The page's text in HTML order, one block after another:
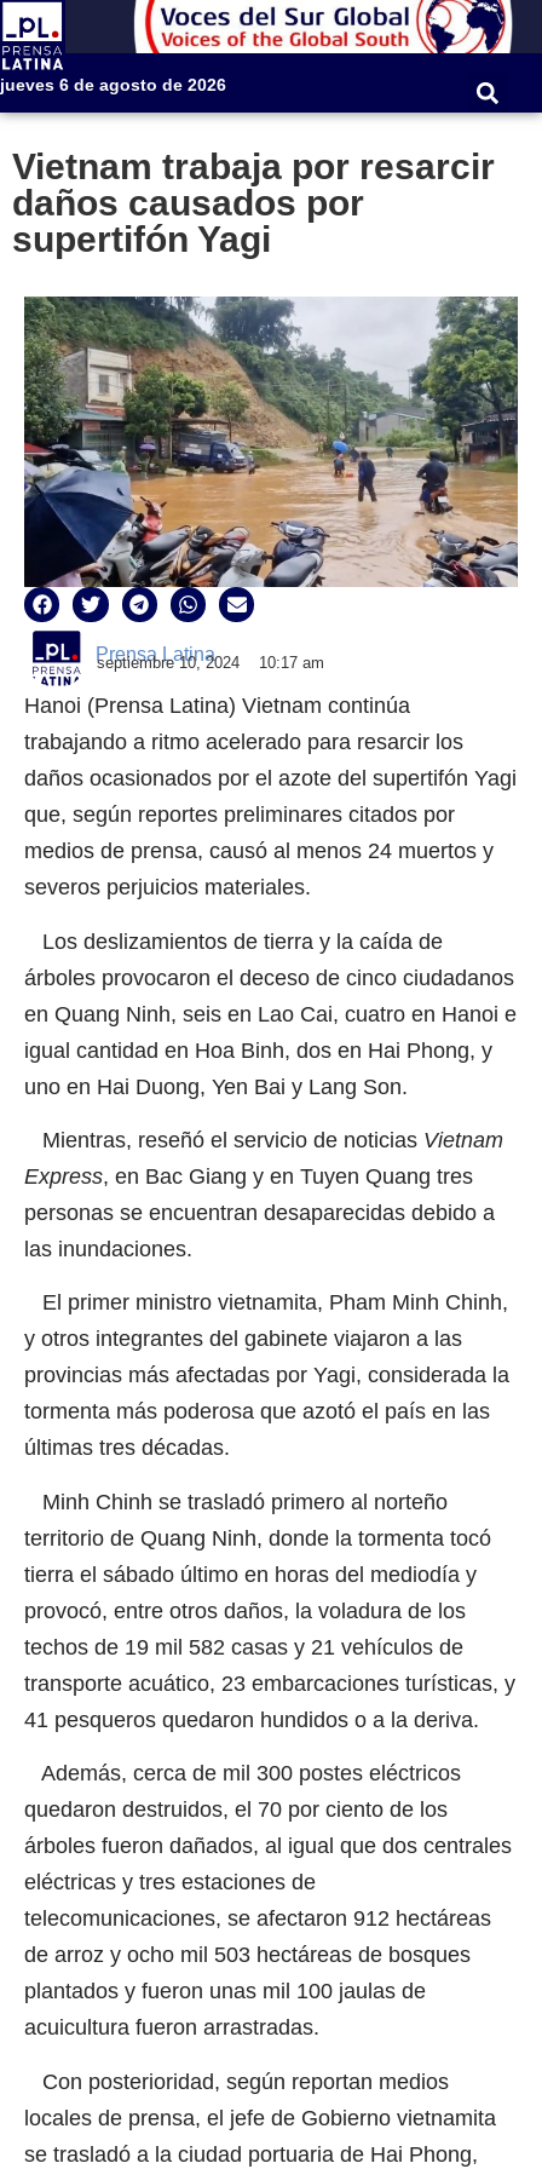
jueves 6 de agosto de 2026
Vietnam trabaja por resarcir
daños causados por
supertifón Yagi
Prensa Latina
septiembre 10, 2024 10:17 am
Hanoi (Prensa Latina) Vietnam continúa
trabajando a ritmo acelerado para resarcir los
daños ocasionados por el azote del supertifón Yagi
que, según reportes preliminares citados por
medios de prensa, causó al menos 24 muertos y
severos perjuicios materiales.
Los deslizamientos de tierra y la caída de
árboles provocaron el deceso de cinco ciudadanos
en Quang Ninh, seis en Lao Cai, cuatro en Hanoi e
igual cantidad en Hoa Binh, dos en Hai Phong, y
uno en Hai Duong, Yen Bai y Lang Son.
Mientras, reseñó el servicio de noticias Vietnam
Express, en Bac Giang y en Tuyen Quang tres
personas se encuentran desaparecidas debido a
las inundaciones.
El primer ministro vietnamita, Pham Minh Chinh,
y otros integrantes del gabinete viajaron a las
provincias más afectadas por Yagi, considerada la
tormenta más poderosa que azotó el país en las
últimas tres décadas.
Minh Chinh se trasladó primero al norteño
territorio de Quang Ninh, donde la tormenta tocó
tierra el sábado último en horas del mediodía y
provocó, entre otros daños, la voladura de los
techos de 19 mil 582 casas y 21 vehículos de
transporte acuático, 23 embarcaciones turísticas, y
41 pesqueros quedaron hundidos o a la deriva.
Además, cerca de mil 300 postes eléctricos
quedaron destruidos, el 70 por ciento de los
árboles fueron dañados, al igual que dos centrales
eléctricas y tres estaciones de
telecomunicaciones, se afectaron 912 hectáreas
de arroz y ocho mil 503 hectáreas de bosques
plantados y fueron unas mil 100 jaulas de
acuicultura fueron arrastradas.
Con posterioridad, según reportan medios
locales de prensa, el jefe de Gobierno vietnamita
se trasladó a la ciudad portuaria de Hai Phong,